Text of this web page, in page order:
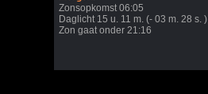
Zonsopkomst 06:05
Daglicht 15 u. 11 m. (- 03 m. 28 s. )
Zon gaat onder 21:16